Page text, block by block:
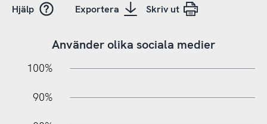
Hjälp Exportera Skriv ut
Använder olika sociala medier
100%
90%